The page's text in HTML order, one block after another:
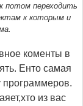
потом переходить
к которым и
коменты в
Енто самая
программеров.
из вас